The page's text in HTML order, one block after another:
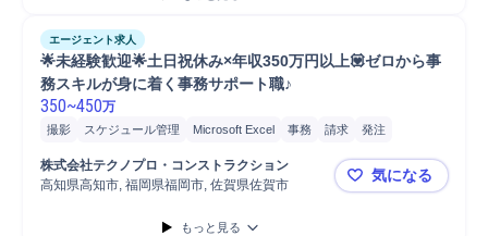
エージェント求人
🌟未経験歓迎🌟土日祝休み×年収350万円以上💟ゼロから事
務スキルが身に着く事務サポート職♪
350~450万
撮影 スケジュール管理 Microsoft Excel 事務 請求
発注
プロジェクト
書類作成
株式会社テクノプロ・コンストラクション
高知県高知市, 福岡県福岡市, 佐賀県佐賀市
🌟未経験歓
気になる
もっと見る